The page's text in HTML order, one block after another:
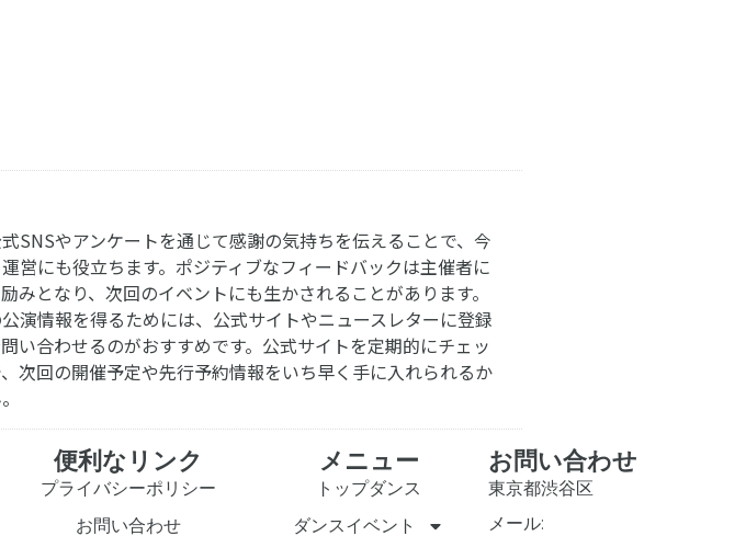
SNSやアンケートを通じて感謝の気持ちを伝えることで、今
営にも役立ちます。ポジティブなフィードバックは主催者に
みとなり、次回のイベントにも生かされることがあります。
演情報を得るためには、公式サイトやニュースレターに登録
い合わせるのがおすすめです。公式サイトを定期的にチェッ
次回の開催予定や先行予約情報をいち早く手に入れられるか
便利なリンク
プライバシーポリシー
お問い合わせ
メニュー
トップダンス
ダンスイベント
お問い合わせ
東京都渋谷区
メール: